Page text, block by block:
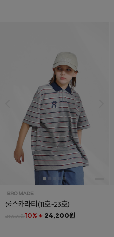
룰스카라티(11호~23호)
26,800원10% ↓ 24,200원